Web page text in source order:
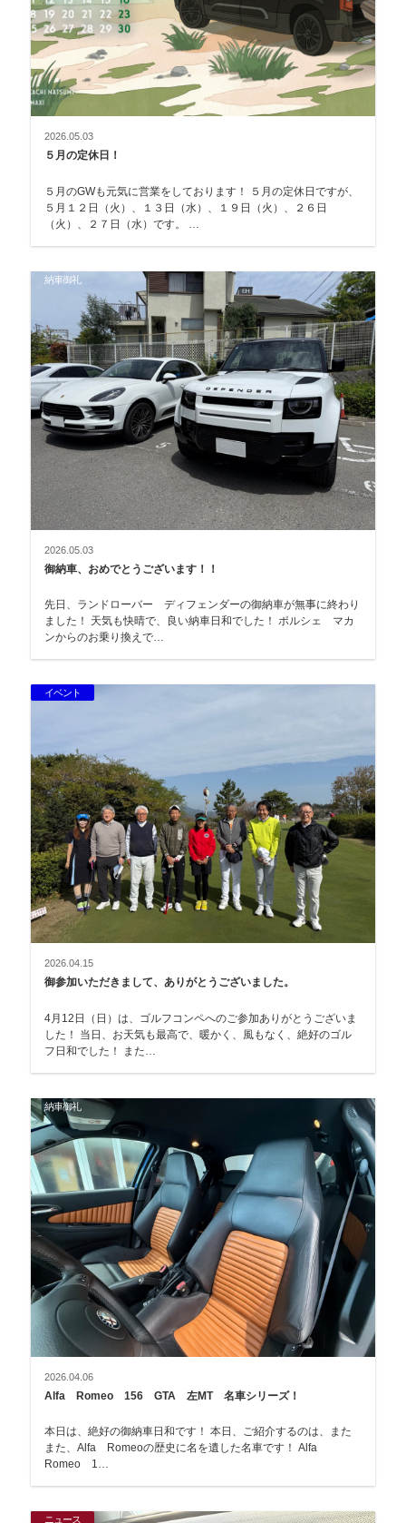
2026.05.03
５月の定休日！
５月のGWも元気に営業をしております！ ５月の定休日ですが、
５月１２日（火）、１３日（水）、１９日（火）、２６日
納車御礼
2026.05.03
御納車、おめでとうございます！！
先日、ランドローバー ディフェンダーの御納車が無事に終わり
ました！ 天気も快晴で、良い納車日和でした！ ポルシェ マカ
ンからのお乗り換えで…
イベント
2026.04.15
御参加いただきまして、ありがとうございました。
4月12日（日）は、ゴルフコンペへのご参加ありがとうございま
した！ 当日、お天気も最高で、暖かく、風もなく、絶好のゴル
フ日和でした！ また…
納車御礼
2026.04.06
Alfa Romeo 156 GTA 左MT 名車シリーズ！
本日は、絶好の御納車日和です！ 本日、ご紹介するのは、また
また、Alfa Romeoの歴史に名を遺した名車です！ Alfa
Romeo 1…
ニュース